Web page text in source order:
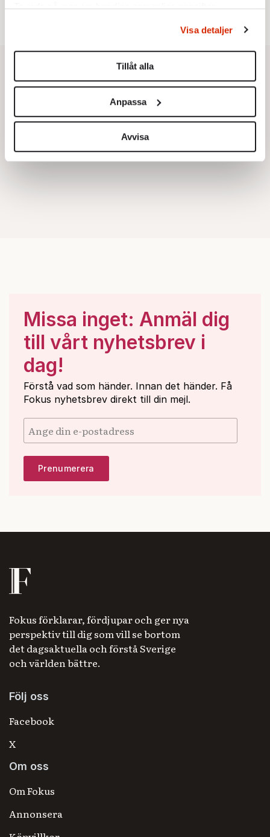
Ta reda på mer om hur dina personliga uppgifter
Du kan ändra eller dra tillbaka ditt samtycke när som
helst från cookie-förklaringen.
Vi använder enhetsidentifierare för att anpassa innehållet
för sociala medier och analysera vår trafik. Vi
vidarebefordrar även sådana identifierare och annan
information från din enhet till de sociala medier och
annons- och analysföretag som vi samarbetar med.
Visa detaljer
Tillåt alla
Anpassa
Avvisa
Missa inget: Anmäl dig
till vårt nyhetsbrev i
dag!
Förstå vad som händer. Innan det händer. Få
Fokus nyhetsbrev direkt till din mejl.
Fokus förklarar, fördjupar och ger nya
perspektiv till dig som vill se bortom
det dagsaktuella och förstå Sverige
och världen bättre.
Följ oss
Facebook
X
Om oss
Om Fokus
Annonsera